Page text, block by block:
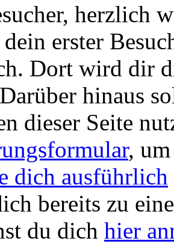
herzlich
erster
Dort wird dir
hinaus
dieser Seite
,
dich ausführlich
bereits zu
du dich hier